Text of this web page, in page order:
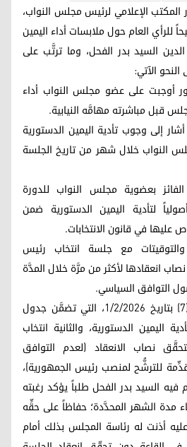
أصدر المكتب الإعلامي لرئيس مجلس النواب،
2026، توضيحاً للرأي العام حول ملابسات أداء اليمين
السيد بدر الفحل، وما ترتَّب على
الآتي:
الدستور أوجبت على عضو مجلس النواب أداء
قبل مباشرته مهامَّه النيابية.
أشار إلى وجوب تأدية اليمين الدستورية
النواب خلال شهر من تاريخ الجلسة
بعضوية مجلس النواب للدورة
أصولياً لتأدية اليمين الدستورية ضمن
عليها في قانون الانتخابات.
مع جلسة انتخاب رئيس
انعقادها لأكثر من مرَّة خلال المدَّة
التوافق السياسي.
وفي موعد الجلسة رقم (7) بتاريخ 1/2/2026، التي تضمَّن جدول
اليمين الدستورية، والثانية انتخاب
نصاب الانعقاد (لعدم التوافق
للترشُّح لمنصب رئيس الجمهورية)،
السيد بدر الفحل طلباً يؤكد رغبته
مدة الشهر المحدَّدة؛ حفاظاً على حقِّه
عليه أذنت له رئاسة المجلس بذلك أمام